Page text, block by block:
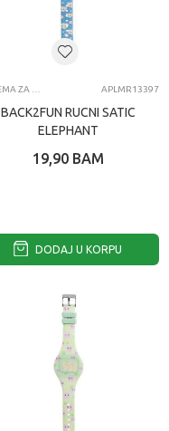
APLMR13397
BACK2FUN RUCNI SATIC
ELEPHANT
19,90 BAM
DODAJ U KORPU